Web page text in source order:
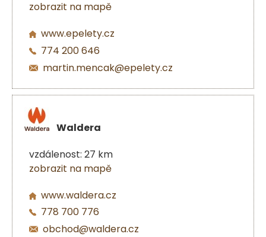
zobrazit na mapě
www.epelety.cz
774 200 646
martin.mencak@epelety.cz
Waldera
vzdálenost: 27 km
zobrazit na mapě
www.waldera.cz
778 700 776
obchod@waldera.cz